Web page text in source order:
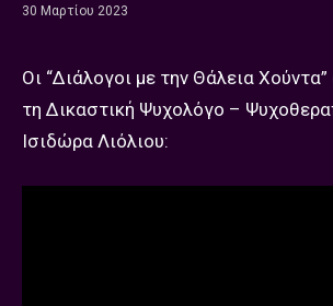
30 Μαρτίου 2023
Οι “Διάλογοι με την Θάλεια
τη Δικαστική Ψυχολόγο –
Ισιδώρα Λιόλιου: